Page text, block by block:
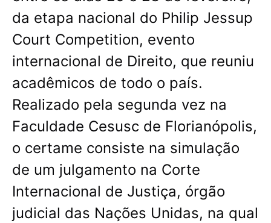
da etapa nacional do Philip Jessup
Court Competition, evento
internacional de Direito, que reuniu
acadêmicos de todo o país.
Realizado pela segunda vez na
Faculdade Cesusc de Florianópolis,
o certame consiste na simulação
de um julgamento na Corte
Internacional de Justiça, órgão
judicial das Nações Unidas, na qual